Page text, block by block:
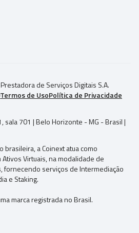
de Serviços Digitais S.A.
Termos de UsoPolítica de Privacidade
sala 701 | Belo Horizonte - MG - Brasil |
brasileira, a Coinext atua como
Virtuais, na modalidade de
fornecendo serviços de Intermediação
e Staking.
marca registrada no Brasil.